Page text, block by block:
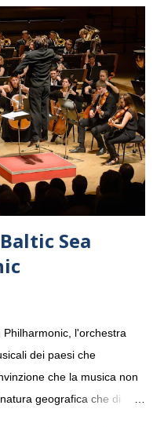
Sea
Philharmonic, l'orchestra
dei paesi che
che la musica non
geografica che di